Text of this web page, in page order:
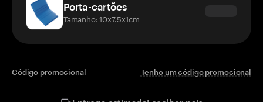
Porta-cartões
Tamanho: 10x7.5x1cm
Código promocional Tenho um código promocional